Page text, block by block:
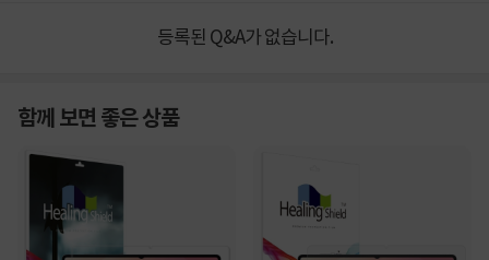
등록된 Q&A가 없습니다.
함께 보면 좋은 상품